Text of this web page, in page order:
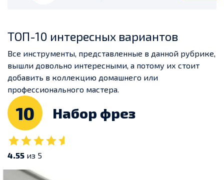
ТОП-10 интересных вариантов
Все инструменты, представленные в данной рубрике,
вышли довольно интересными, а потому их стоит
добавить в коллекцию домашнего или
профессионального мастера.
10 Набор фрез
4.55 из 5